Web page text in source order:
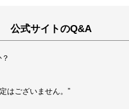
公式サイトのQ&A
はございません。”